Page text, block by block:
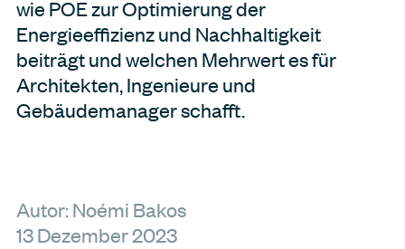
wie POE zur Optimierung der
Energieeffizienz und Nachhaltigkeit
beiträgt und welchen Mehrwert es für
Architekten, Ingenieure und
Gebäudemanager schafft.
Autor: Noémi Bakos
13 Dezember 2023